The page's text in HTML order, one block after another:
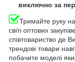
виключно за
Тримайте руку
світі оптових
співтовариство де
трендові товари
побачите моделі